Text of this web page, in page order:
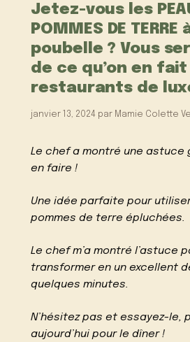
Jetez-vous les
POMMES DE TERRE
poubelle ? Vous
de ce qu’on en
restaurants de
janvier 13, 2024 par Mamie Colette
Le chef a montré une astuce
en faire !
Une idée parfaite pour
pommes de terre épluchées.
Le chef m’a montré l’astuce
transformer en un excellent
quelques minutes.
N’hésitez pas et essayez-le,
aujourd’hui pour le dîner !